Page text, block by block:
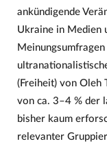
ankündigende
Ukraine in Medien
(Freiheit) von Oleh
von ca. 3–4 % der
bisher kaum
relevanter